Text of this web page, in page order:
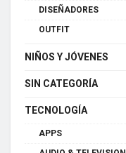
DISEÑADORES
OUTFIT
NIÑOS Y JÓVENES
SIN CATEGORÍA
TECNOLOGÍA
APPS